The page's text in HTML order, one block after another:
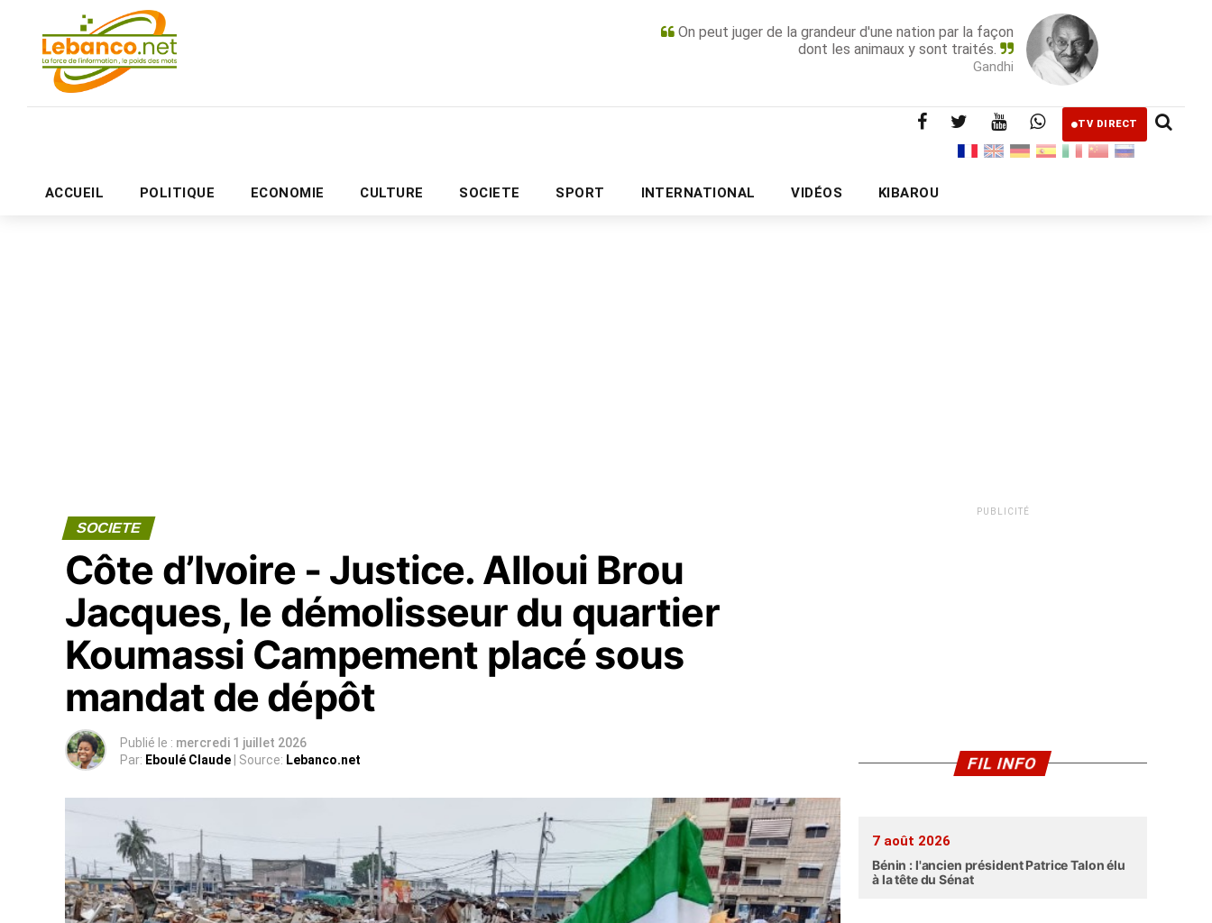
On peut juger de la grandeur d'une nation par la façon
dont les animaux y sont traités.
Gandhi
TV DIRECT
ACCUEIL POLITIQUE ECONOMIE CULTURE SOCIETE SPORT INTERNATIONAL VIDÉOS KIBAROU
PUBLICITÉ
SOCIETE
Côte d’Ivoire - Justice. Alloui Brou
Jacques, le démolisseur du quartier
Koumassi Campement placé sous
mandat de dépôt
Publié le : mercredi 1 juillet 2026
Par: Eboulé Claude | Source: Lebanco.net
PUBLICITÉ
FIL INFO
7 août 2026
Bénin : l'ancien président Patrice Talon élu
à la tête du Sénat